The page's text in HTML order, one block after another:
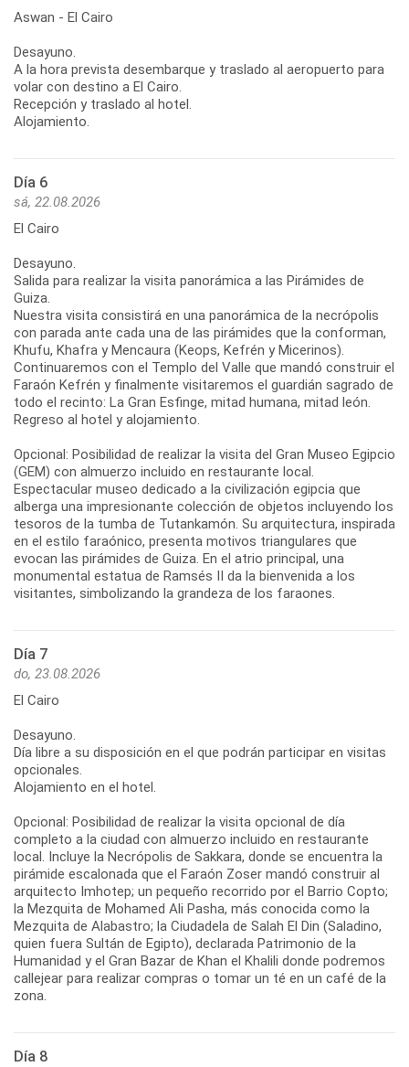
Aswan - El Cairo
Desayuno.
A la hora prevista desembarque y traslado al aeropuerto para
volar con destino a El Cairo.
Recepción y traslado al hotel.
Alojamiento.
Día 6
sá, 22.08.2026
El Cairo
Desayuno.
Salida para realizar la visita panorámica a las Pirámides de
Guiza.
Nuestra visita consistirá en una panorámica de la necrópolis
con parada ante cada una de las pirámides que la conforman,
Khufu, Khafra y Mencaura (Keops, Kefrén y Micerinos).
Continuaremos con el Templo del Valle que mandó construir el
Faraón Kefrén y finalmente visitaremos el guardián sagrado de
todo el recinto: La Gran Esfinge, mitad humana, mitad león.
Regreso al hotel y alojamiento.
Opcional: Posibilidad de realizar la visita del Gran Museo Egipcio
(GEM) con almuerzo incluido en restaurante local.
Espectacular museo dedicado a la civilización egipcia que
alberga una impresionante colección de objetos incluyendo los
tesoros de la tumba de Tutankamón. Su arquitectura, inspirada
en el estilo faraónico, presenta motivos triangulares que
evocan las pirámides de Guiza. En el atrio principal, una
monumental estatua de Ramsés II da la bienvenida a los
visitantes, simbolizando la grandeza de los faraones.
Día 7
do, 23.08.2026
El Cairo
Desayuno.
Día libre a su disposición en el que podrán participar en visitas
opcionales.
Alojamiento en el hotel.
Opcional: Posibilidad de realizar la visita opcional de día
completo a la ciudad con almuerzo incluido en restaurante
local. Incluye la Necrópolis de Sakkara, donde se encuentra la
pirámide escalonada que el Faraón Zoser mandó construir al
arquitecto Imhotep; un pequeño recorrido por el Barrio Copto;
la Mezquita de Mohamed Ali Pasha, más conocida como la
Mezquita de Alabastro; la Ciudadela de Salah El Din (Saladino,
quien fuera Sultán de Egipto), declarada Patrimonio de la
Humanidad y el Gran Bazar de Khan el Khalili donde podremos
callejear para realizar compras o tomar un té en un café de la
zona.
Día 8